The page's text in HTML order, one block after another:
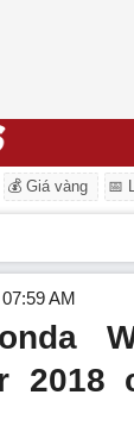
💰 Giá vàng 📅
AM
2018